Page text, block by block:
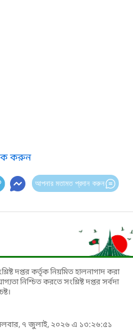
করুন
আপনার মতামত প্রদান করুন
দপ্তর কর্তৃক নিয়মিত হালনাগাদ করা
নিশ্চিত করতে সংশ্লিষ্ট দপ্তর সর্বদা
৭ জুলাই, ২০২৬ এ ১৩:২৬:৫১